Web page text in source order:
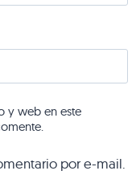
y web en este
por e-mail.